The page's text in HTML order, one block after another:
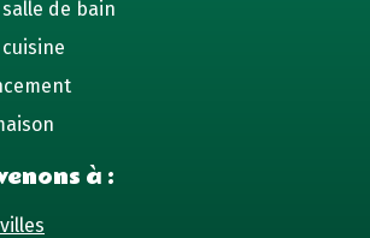
de bain
à :